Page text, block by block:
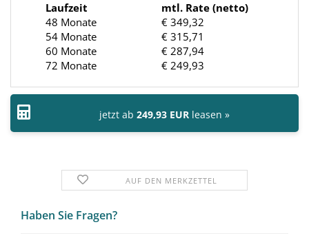
Laufzeit
mtl. Rate (netto)
48 Monate
€ 349,32
54 Monate
€ 315,71
60 Monate
€ 287,94
72 Monate
€ 249,93
jetzt ab 249,93 EUR leasen »
AUF DEN MERKZETTEL
Haben Sie Fra­gen?